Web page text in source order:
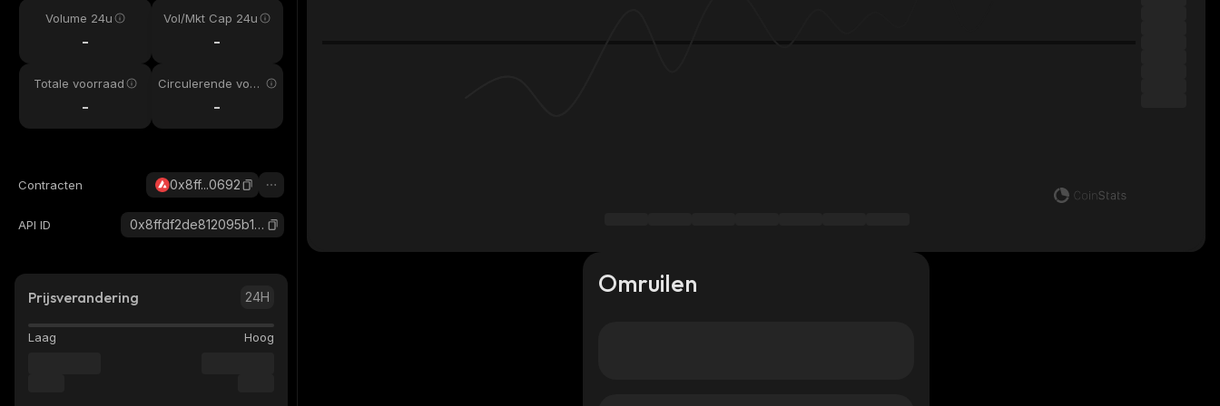
Volume 24u
-
Vol/Mkt Cap 24u
-
Totale voorraad
-
Circulerende voor
-
Contracten 0x8ff...0692
API ID 0x8ffdf2de812095b1d19cb146e4c004587c0a0692_avax
Prijsverandering 24H
Laag Hoog
Omruilen